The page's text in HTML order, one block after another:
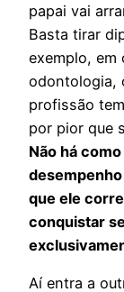
papai vai
Basta tirar
exemplo, em
odontologia,
profissão
por pior que
Não há
que ele
conquistar
Aí entra a